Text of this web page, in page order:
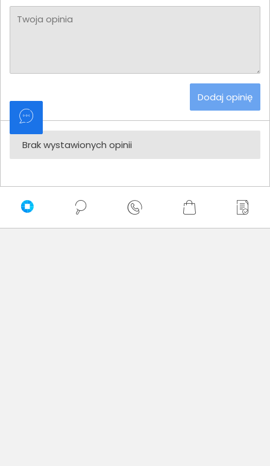
Twoja opinia
Dodaj opinię
Brak wystawionych opinii
Zaufali nam